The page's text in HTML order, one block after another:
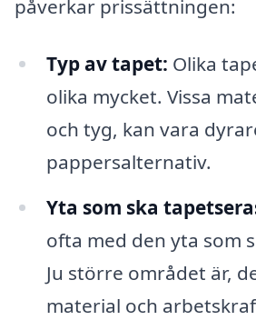
påverkar prissättningen:
Typ av tapet: Olika
olika mycket. Vissa
och tyg, kan vara
pappersalternativ.
Yta som ska
ofta med den yta som
Ju större området är,
material och